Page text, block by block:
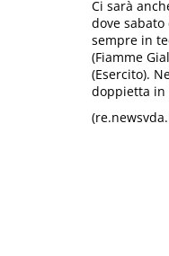
Ci sarà
dove
sempre in
(Fiamme
(Esercito).
doppietta in